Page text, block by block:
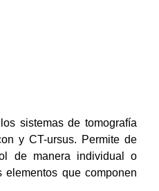
sistemas de tomografía
y CT-ursus. Permite de
de manera individual o
que componen